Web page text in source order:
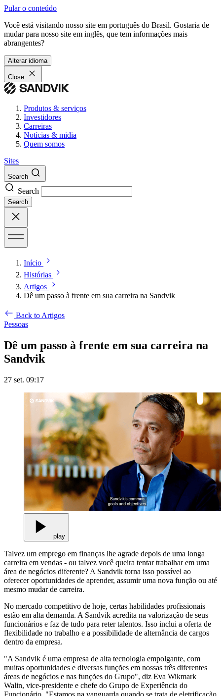
Pular o conteúdo
Você está visitando nosso site em português do Brasil. Gostaria de
mudar para nosso site em inglês, que tem informações mais
abrangentes?
Alterar idioma
Close
Produtos & serviços
Investidores
Carreiras
Notícias & midia
Quem somos
Sites
Search
Search
Search
Início
Histórias
Artigos
Dê um passo à frente em sua carreira na Sandvik
Back to Artigos
Pessoas
Dê um passo à frente em sua carreira na
Sandvik
27 set. 09:17
play
Talvez um emprego em finanças lhe agrade depois de uma longa
carreira em vendas - ou talvez você queira tentar trabalhar em uma
área de negócios diferente? A Sandvik torna isso possível ao
oferecer oportunidades de aprender, assumir uma nova função ou até
mesmo mudar de carreira.
No mercado competitivo de hoje, certas habilidades profissionais
estão em alta demanda. A Sandvik acredita na valorização de seus
funcionários e faz de tudo para reter talentos. Isso inclui a oferta de
flexibilidade no trabalho e a possibilidade de alternância de cargos
dentro da empresa.
"A Sandvik é uma empresa de alta tecnologia empolgante, com
muitas oportunidades e diversas funções em nossas três diferentes
áreas de negócios e nas funções do Grupo", diz Eva Wikmark
Walin, vice-presidente e chefe do Grupo de Experiência do
Funcionário. "Estamos na vanguarda quando se trata de eletrificação